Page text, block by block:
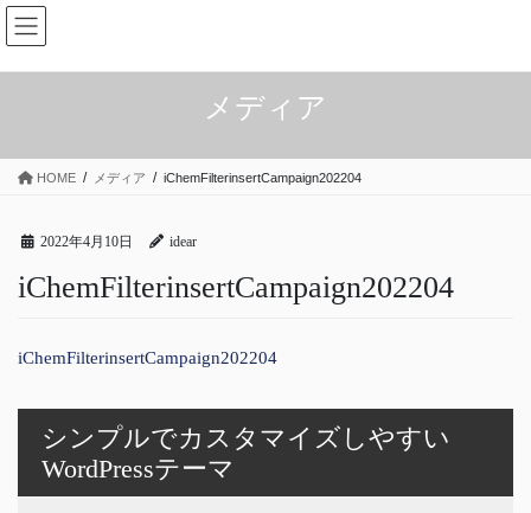
コ
ン
ス
ナ
ビ
ン
メディア
HOME メディア iChemFilterinsertCampaign202204
2022年4月10日 idear
iChemFilterinsertCampaign202204
iChemFilterinsertCampaign202204
シンプルでカスタマイズしやすい
WordPressテーマ